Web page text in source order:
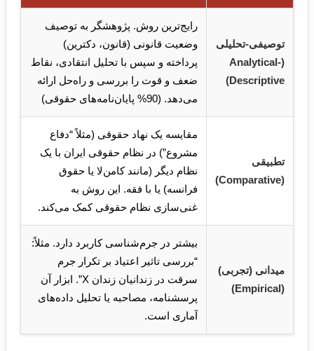
توصیفی-تحلیلی
(Analytical-
Descriptive)
رایج‌ترین روش. پژوهشگر به توصیف
وضعیت قانونی (قانون، دکترین)
پرداخته و سپس با تحلیل انتقادی، نقاط
ضعف و قوت را بررسی و راه‌حل ارائه
می‌دهد. (90% پایان‌نامه‌های حقوقی)
تطبیقی
(Comparative)
مقایسه یک نهاد حقوقی (مثلاً “دفاع
مشروع”) در نظام حقوقی ایران با یک
نظام دیگر (مانند کامن‌لا یا حقوق
فرانسه) یا با فقه. این روش به
غنی‌سازی نظام حقوقی کمک می‌کند.
میدانی (تجربی)
(Empirical)
بیشتر در جرم‌شناسی کاربرد دارد. مثلاً:
“بررسی تاثیر اعتیاد بر تکرار جرم
سرقت در زندانیان زندان X”. ابزار آن
پرسشنامه، مصاحبه یا تحلیل داده‌های
آماری است.